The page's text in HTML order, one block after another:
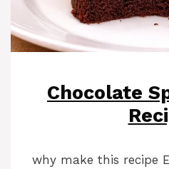
Chocolate
why make this recipe